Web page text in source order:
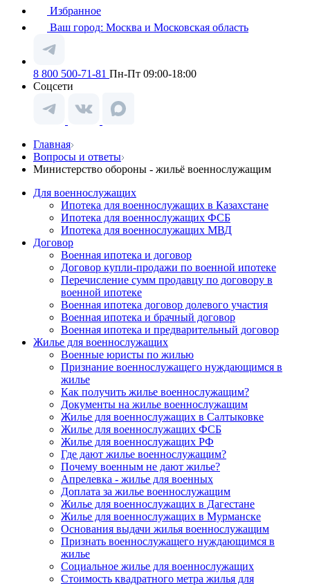
Избранное
Ваш город: Москва и Московская область
8 800 500-71-81 Пн-Пт 09:00-18:00
Соцсети
Главная
Вопросы и ответы
Министерство обороны - жильё военнослужащим
Для военнослужащих
Ипотека для военнослужащих в Казахстане
Ипотека для военнослужащих ФСБ
Ипотека для военнослужащих МВД
Договор
Военная ипотека и договор
Договор купли-продажи по военной ипотеке
Перечисление сумм продавцу по договору в
военной ипотеке
Военная ипотека договор долевого участия
Военная ипотека и брачный договор
Военная ипотека и предварительный договор
Жилье для военнослужащих
Военные юристы по жилью
Признание военнослужащего нуждающимся в
жилье
Как получить жилье военнослужащим?
Документы на жилье военнослужащим
Жилье для военнослужащих в Салтыковке
Жилье для военнослужащих ФСБ
Жилье для военнослужащих РФ
Где дают жилье военнослужащим?
Почему военным не дают жилье?
Апрелевка - жилье для военных
Доплата за жилье военнослужащим
Жилье для военнослужащих в Дагестане
Жилье для военнослужащих в Мурманске
Основания выдачи жилья военнослужащим
Признать военнослужащего нуждающимся в
жилье
Социальное жилье для военнослужащих
Стоимость квадратного метра жилья для